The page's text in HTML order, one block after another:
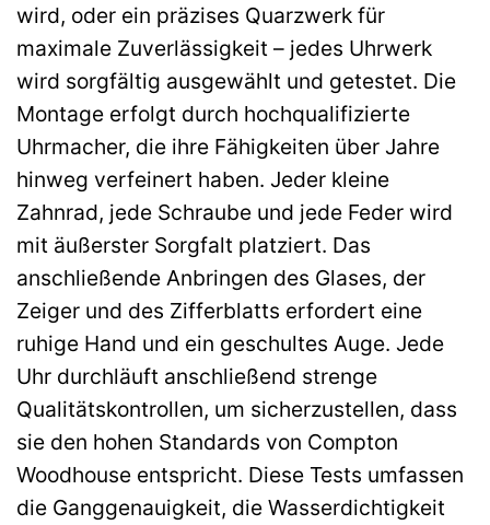
wird, oder ein präzises Quarzwerk für
maximale Zuverlässigkeit – jedes Uhrwerk
wird sorgfältig ausgewählt und getestet. Die
Montage erfolgt durch hochqualifizierte
Uhrmacher, die ihre Fähigkeiten über Jahre
hinweg verfeinert haben. Jeder kleine
Zahnrad, jede Schraube und jede Feder wird
mit äußerster Sorgfalt platziert. Das
anschließende Anbringen des Glases, der
Zeiger und des Zifferblatts erfordert eine
ruhige Hand und ein geschultes Auge. Jede
Uhr durchläuft anschließend strenge
Qualitätskontrollen, um sicherzustellen, dass
sie den hohen Standards von Compton
Woodhouse entspricht. Diese Tests umfassen
die Ganggenauigkeit, die Wasserdichtigkeit